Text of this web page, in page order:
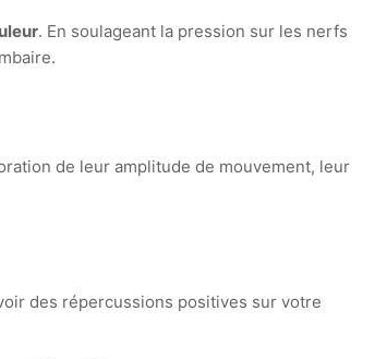
. En soulageant la pression sur les nerfs
de leur amplitude de mouvement, leur
des répercussions positives sur votre